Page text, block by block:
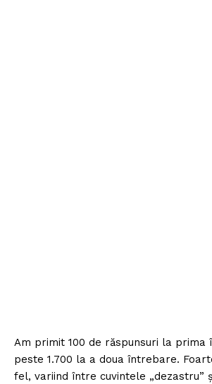
Am primit 100 de răspunsuri la prima
peste 1.700 la a doua întrebare.
fel, variind între cuvintele „dezastru”